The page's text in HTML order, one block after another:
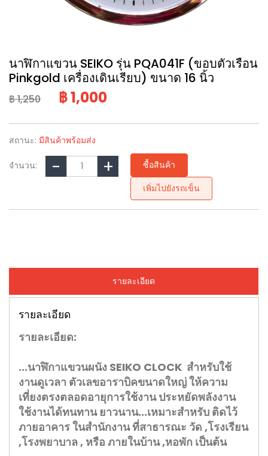
นาฬิกาแขวน SEIKO รุ่น PQA041F (ขอบตัวเรือน
Pinkgold เครื่องเดินเรียบ) ขนาด 16 นิ้ว
฿ 1,250 ฿ 1,000
สถานะ: มีสินค้าพร้อมส่ง
จำนวน:
ซื้อสินค้า
เพิ่มไปยังรถเข็น
รายละเอียด
รายละเอียด
รายละเอียด:
...นาฬิกาแขวนผนัง SEIKO CLOCK สำหรับใช้
งานดูเวลา ตัวเลขอาราบิคขนาดใหญ่ ให้ความ
เที่ยงตรงตลอดอายุการใช้งาน ประหยัดพลังงาน
ใช้งานได้ทนทาน ยาวนาน...เหมาะสำหรับ ติดไว้
ภายอาคาร ในสำนักงาน ที่สาธารณะ วัด ,โรงเรียน
,โรงพยาบาล , หรือ ภายในบ้าน ,หอพัก เป็นต้น